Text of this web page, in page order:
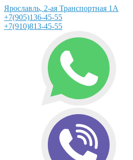
Ярославль, 2-ая Транспортная 1А
+7(905)136-45-55
+7(910)813-45-55